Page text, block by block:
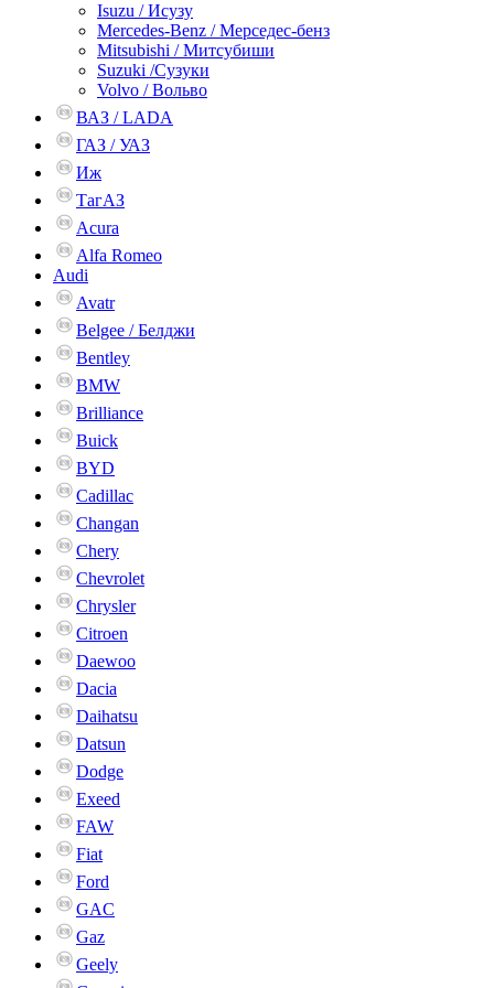
Isuzu / Исузу
Mercedes-Benz / Мерседес-бенз
Mitsubishi / Митсубиши
Suzuki /Сузуки
Volvo / Вольво
ВАЗ / LADA
ГАЗ / УАЗ
Иж
ТагАЗ
Acura
Alfa Romeo
Audi
Avatr
Belgee / Белджи
Bentley
BMW
Brilliance
Buick
BYD
Cadillac
Changan
Chery
Chevrolet
Chrysler
Citroen
Daewoo
Dacia
Daihatsu
Datsun
Dodge
Exeed
FAW
Fiat
Ford
GAC
Gaz
Geely